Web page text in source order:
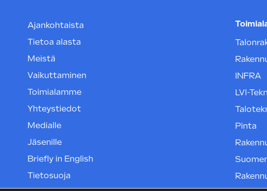
Ajankohtaista
Tietoa alasta
Meistä
Vaikuttaminen
Toimialamme
Yhteystiedot
Medialle
Jäsenille
Briefly in English
Tietosuoja
INFRA
LVI-
Pinta